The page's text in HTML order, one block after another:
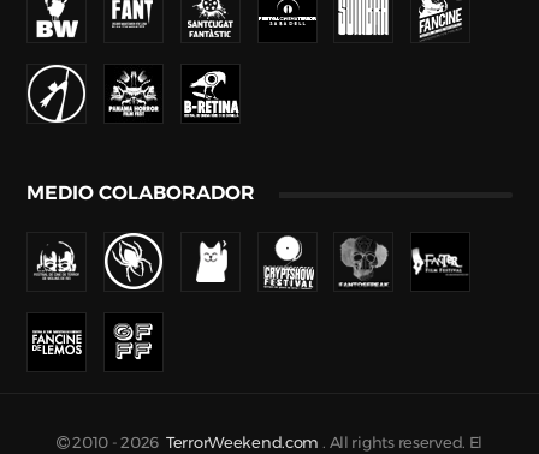
MEDIO COLABORADOR
2010 -2026 TerrorWeekend.com . All rights reserved. El